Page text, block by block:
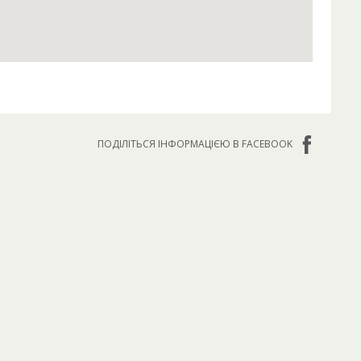
ПОДІЛІТЬСЯ ІНФОРМАЦІЄЮ В FACEBOOK